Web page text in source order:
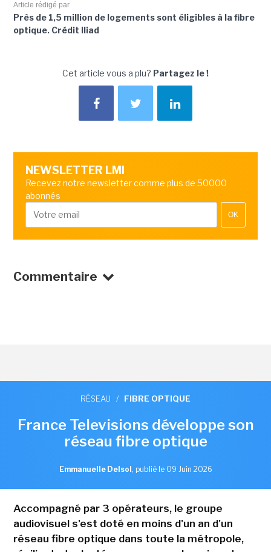
Article rédigé par
Près de 1,5 million de logements sont éligibles à la fibre
optique. Crédit Iliad
Cet article vous a plu? Partagez le !
NEWSLETTER LMI
Recevez notre newsletter comme plus de 50000
abonnés
OK
Commentaire
RÉSEAU / FIBRE OPTIQUE
France Televisions développe son
réseau fibre optique
Emmanuelle Delsol , publié le 09 Juin 2026
Accompagné par 3 opérateurs, le groupe
audiovisuel s'est doté en moins d'un an d'un
réseau fibre optique dans toute la métropole,